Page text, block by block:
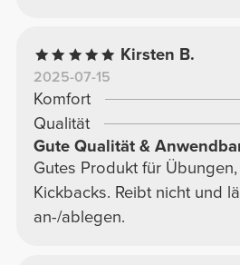
Kirsten B.
2025-07-15
Komfort
Qualität
Gute Qualität &
Gutes Produkt für
Kickbacks. Reibt nicht und
an-/ablegen.